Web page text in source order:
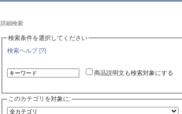
詳細検索
検索条件を選択してください
検索ヘルプ [?]
商品説明文も検索対象にする
このカテゴリを対象に: